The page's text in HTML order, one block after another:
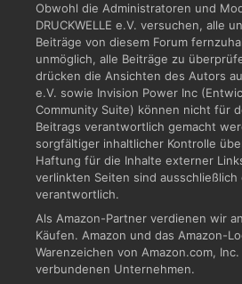
Obwohl die Administratoren und
DRUCKWELLE e.V. versuchen, alle
Beiträge von diesem Forum
unmöglich, alle Beiträge zu
drücken die Ansichten des Autors
e.V. sowie Invision Power Inc
Community Suite) können nicht für
Beitrags verantwortlich gemacht
sorgfältiger inhaltlicher Kontrolle
Haftung für die Inhalte externer
verlinkten Seiten sind
verantwortlich.
Als Amazon-Partner verdienen wir
Käufen. Amazon und das Amazon-
Warenzeichen von Amazon.com,
verbundenen Unternehmen.